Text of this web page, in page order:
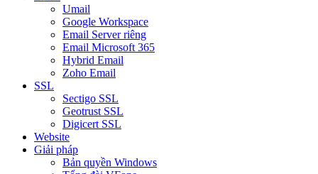
Umail
Google Workspace
Email Server riêng
Email Microsoft 365
Hybrid Email
Zoho Email
SSL
Sectigo SSL
Geotrust SSL
Digicert SSL
Website
Giải pháp
Bản quyền Windows